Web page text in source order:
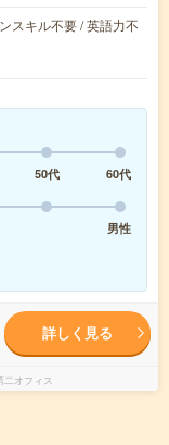
スキル不要 / 英語力不
50代
60代
男性
詳しく見る
オフィス